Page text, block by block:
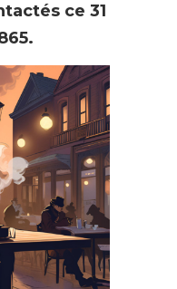
ce 31